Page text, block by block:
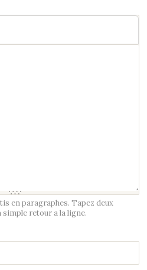
en paragraphes. Tapez deux
simple retour a la ligne.